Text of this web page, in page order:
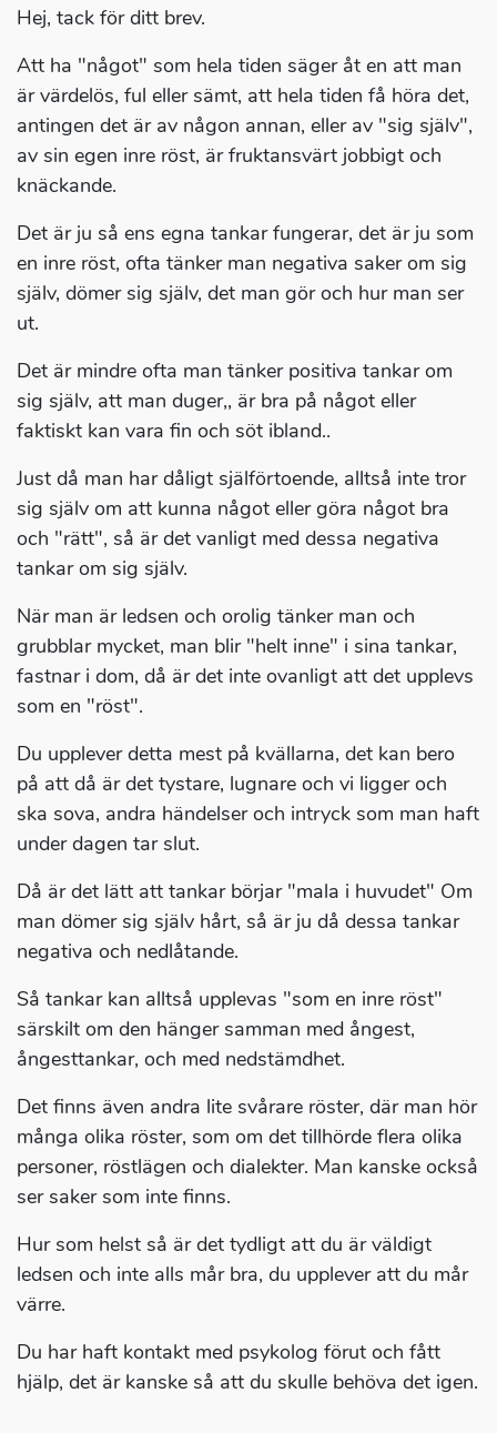
Hej, tack för ditt brev.
Att ha "något" som hela tiden säger åt en att man
är värdelös, ful eller sämt, att hela tiden få höra det,
antingen det är av någon annan, eller av "sig själv",
av sin egen inre röst, är fruktansvärt jobbigt och
knäckande.
Det är ju så ens egna tankar fungerar, det är ju som
en inre röst, ofta tänker man negativa saker om sig
själv, dömer sig själv, det man gör och hur man ser
ut.
Det är mindre ofta man tänker positiva tankar om
sig själv, att man duger,, är bra på något eller
faktiskt kan vara fin och söt ibland..
Just då man har dåligt själförtoende, alltså inte tror
sig själv om att kunna något eller göra något bra
och "rätt", så är det vanligt med dessa negativa
tankar om sig själv.
När man är ledsen och orolig tänker man och
grubblar mycket, man blir "helt inne" i sina tankar,
fastnar i dom, då är det inte ovanligt att det upplevs
som en "röst".
Du upplever detta mest på kvällarna, det kan bero
på att då är det tystare, lugnare och vi ligger och
ska sova, andra händelser och intryck som man haft
under dagen tar slut.
Då är det lätt att tankar börjar "mala i huvudet" Om
man dömer sig själv hårt, så är ju då dessa tankar
negativa och nedlåtande.
Så tankar kan alltså upplevas "som en inre röst"
särskilt om den hänger samman med ångest,
ångesttankar, och med nedstämdhet.
Det finns även andra lite svårare röster, där man hör
många olika röster, som om det tillhörde flera olika
personer, röstlägen och dialekter. Man kanske också
ser saker som inte finns.
Hur som helst så är det tydligt att du är väldigt
ledsen och inte alls mår bra, du upplever att du mår
värre.
Du har haft kontakt med psykolog förut och fått
hjälp, det är kanske så att du skulle behöva det igen.